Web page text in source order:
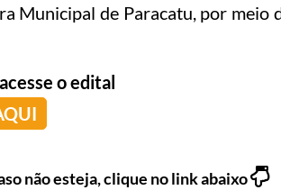
Municipal de Paracatu, por meio
o edital
não esteja, clique no link abaixo